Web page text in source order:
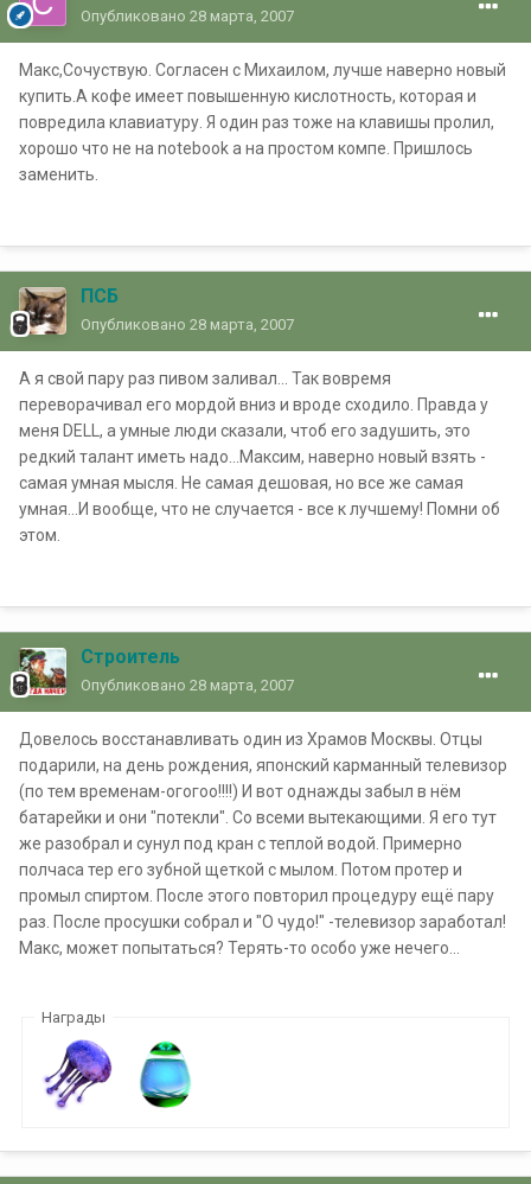
Опубликовано 28 марта, 2007
Mакс,Сочуствую. Согласен с Михаилом, лучше наверно новый
купить.А кофе имеет повышенную кислотность, которая и
повредила клавиатуру. Я один раз тоже на клавишы пролил,
хорошо что не на notebook а на простом компе. Пришлось
заменить.
ПСБ
Опубликовано 28 марта, 2007
А я свой пару раз пивом заливал... Так вовремя
переворачивал его мордой вниз и вроде сходило. Правда у
меня DELL, а умные люди сказали, чтоб его задушить, это
редкий талант иметь надо...Максим, наверно новый взять -
самая умная мысля. Не самая дешовая, но все же самая
умная...И вообще, что не случается - все к лучшему! Помни об
этом.
Строитель
Опубликовано 28 марта, 2007
Довелось восстанавливать один из Храмов Москвы. Отцы
подарили, на день рождения, японский карманный телевизор
(по тем временам-огогоо!!!!) И вот однажды забыл в нём
батарейки и они "потекли". Со всеми вытекающими. Я его тут
же разобрал и сунул под кран с теплой водой. Примерно
полчаса тер его зубной щеткой с мылом. Потом протер и
промыл спиртом. После этого повторил процедуру ещё пару
раз. После просушки собрал и "О чудо!" -телевизор заработал!
Макс, может попытаться? Терять-то особо уже нечего...
Награды